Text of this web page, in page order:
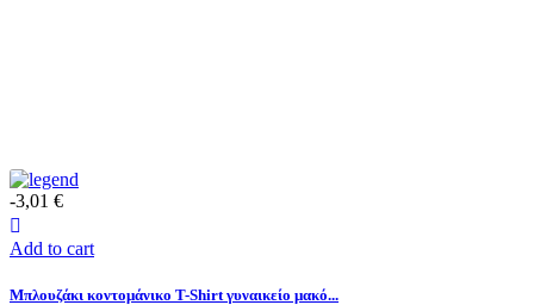
-3,01 €
Add to cart
Μπλουζάκι κοντομάνικο T-Shirt γυναικείο μακό...